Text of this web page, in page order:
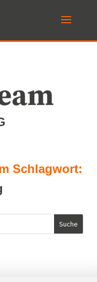
Schlagwort: